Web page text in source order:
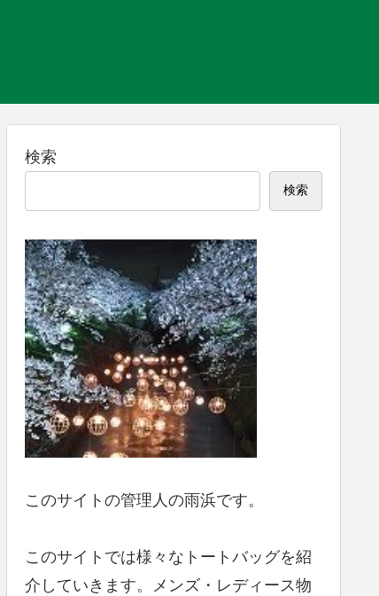
検索
検索
このサイトの管理人の雨浜です。
このサイトでは様々なトートバッグを紹
介していきます。メンズ・レディース物